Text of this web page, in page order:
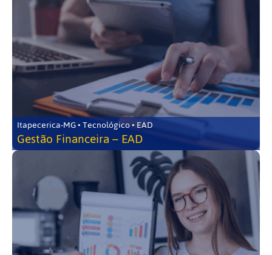
Itapecerica-MG • Tecnológico • EAD
Gestão Financeira – EAD